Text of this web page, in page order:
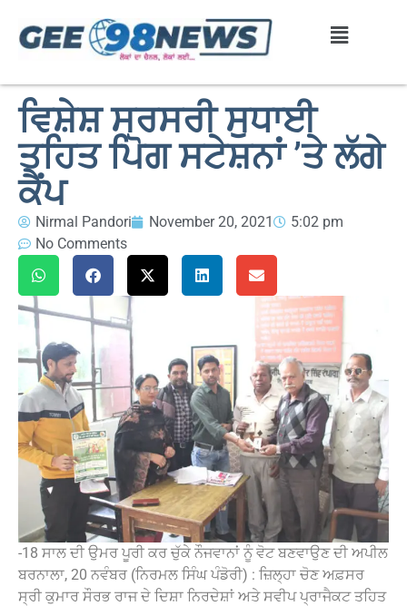
ਵਿਸ਼ੇਸ਼ ਸਰਸਰੀ ਸੁਧਾਈ
ਤਹਿਤ ਪੋਿਗ ਸਟੇਸ਼ਨਾਂ ’ਤੇ ਲੱਗੇ
ਕੈਂਪ
Nirmal Pandori November 20, 2021
5:02 pm
No Comments
-18 ਸਾਲ ਦੀ ਉਮਰ ਪੂਰੀ ਕਰ ਚੁੱਕੇ ਨੌਜਵਾਨਾਂ ਨੂੰ ਵੋਟ ਬਣਵਾਉਣ ਦੀ ਅਪੀਲ
ਬਰਨਾਲਾ, 20 ਨਵੰਬਰ (ਨਿਰਮਲ ਸਿੰਘ ਪੰਡੋਰੀ) : ਜ਼ਿਲ੍ਹਾ ਚੋਣ ਅਫ਼ਸਰ
ਸ੍ਰੀ ਕੁਮਾਰ ਸੌਰਭ ਰਾਜ ਦੇ ਦਿਸ਼ਾ ਨਿਰਦੇਸ਼ਾਂ ਅਤੇ ਸਵੀਪ ਪ੍ਰਾਜੈਕਟ ਤਹਿਤ